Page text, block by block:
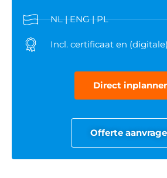
NL | ENG | PL
Incl. certificaat en
Direct
Offerte